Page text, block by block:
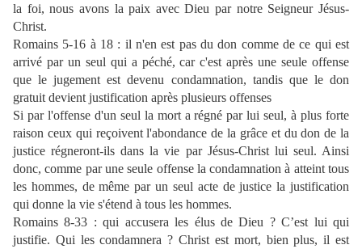
la foi, nous avons la paix avec Dieu par notre Seigneur Jésus-
Christ.
Romains 5-16 à 18 : il n'en est pas du don comme de ce qui est
arrivé par un seul qui a péché, car c'est après une seule offense
que le jugement est devenu condamnation, tandis que le don
gratuit devient justification après plusieurs offenses
Si par l'offense d'un seul la mort a régné par lui seul, à plus forte
raison ceux qui reçoivent l'abondance de la grâce et du don de la
justice régneront-ils dans la vie par Jésus-Christ lui seul. Ainsi
donc, comme par une seule offense la condamnation à atteint tous
les hommes, de même par un seul acte de justice la justification
qui donne la vie s'étend à tous les hommes.
Romains 8-33 : qui accusera les élus de Dieu ? C’est lui qui
justifie. Qui les condamnera ? Christ est mort, bien plus, il est